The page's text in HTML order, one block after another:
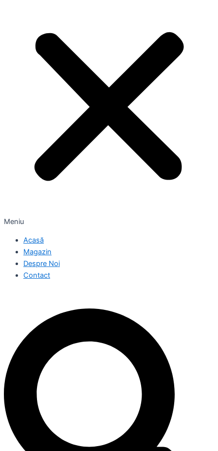
Meniu
Acasă
Magazin
Despre Noi
Contact